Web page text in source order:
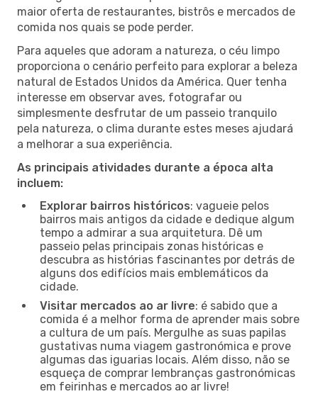
maior oferta de restaurantes, bistrôs e mercados de
comida nos quais se pode perder.
Para aqueles que adoram a natureza, o céu limpo
proporciona o cenário perfeito para explorar a beleza
natural de Estados Unidos da América. Quer tenha
interesse em observar aves, fotografar ou
simplesmente desfrutar de um passeio tranquilo
pela natureza, o clima durante estes meses ajudará
a melhorar a sua experiência.
As principais atividades durante a época alta
incluem:
Explorar bairros históricos: vagueie pelos
bairros mais antigos da cidade e dedique algum
tempo a admirar a sua arquitetura. Dê um
passeio pelas principais zonas históricas e
descubra as histórias fascinantes por detrás de
alguns dos edifícios mais emblemáticos da
cidade.
Visitar mercados ao ar livre: é sabido que a
comida é a melhor forma de aprender mais sobre
a cultura de um país. Mergulhe as suas papilas
gustativas numa viagem gastronómica e prove
algumas das iguarias locais. Além disso, não se
esqueça de comprar lembranças gastronómicas
em feirinhas e mercados ao ar livre!